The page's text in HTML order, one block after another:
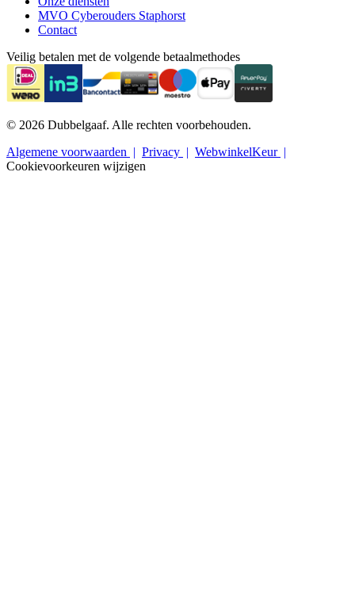
MVO Cyberouders Staphorst
Contact
Veilig betalen met de volgende betaalmethodes
© 2026 Dubbelgaaf. Alle rechten voorbehouden.
Algemene voorwaarden
Privacy
WebwinkelKeur
Cookievoorkeuren wijzigen